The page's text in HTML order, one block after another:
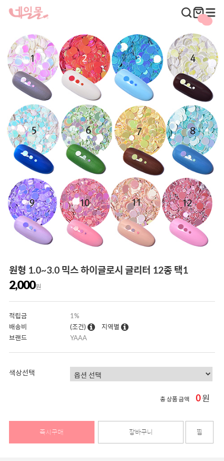
원형 1.0~3.0 믹스 하이글로시 글리터 12종 택1
2,000원
적립금
1%
배송비
(조건)
지역별
브랜드
YAAA
색상선택
총 상품 금액 0원
즉시구매 장바구니 찜